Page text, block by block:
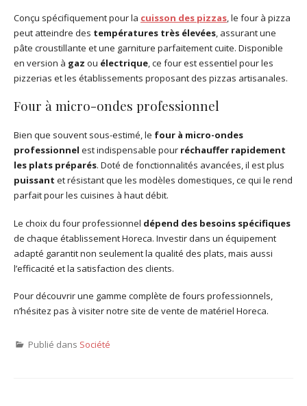
Conçu spécifiquement pour la cuisson des pizzas, le four à pizza
peut atteindre des températures très élevées, assurant une
pâte croustillante et une garniture parfaitement cuite. Disponible
en version à gaz ou électrique, ce four est essentiel pour les
pizzerias et les établissements proposant des pizzas artisanales.
Four à micro-ondes professionnel
Bien que souvent sous-estimé, le four à micro-ondes
professionnel est indispensable pour réchauffer rapidement
les plats préparés. Doté de fonctionnalités avancées, il est plus
puissant et résistant que les modèles domestiques, ce qui le rend
parfait pour les cuisines à haut débit.
Le choix du four professionnel dépend des besoins spécifiques
de chaque établissement Horeca. Investir dans un équipement
adapté garantit non seulement la qualité des plats, mais aussi
l’efficacité et la satisfaction des clients.
Pour découvrir une gamme complète de fours professionnels,
n’hésitez pas à visiter notre site de vente de matériel Horeca.
Publié dans Société